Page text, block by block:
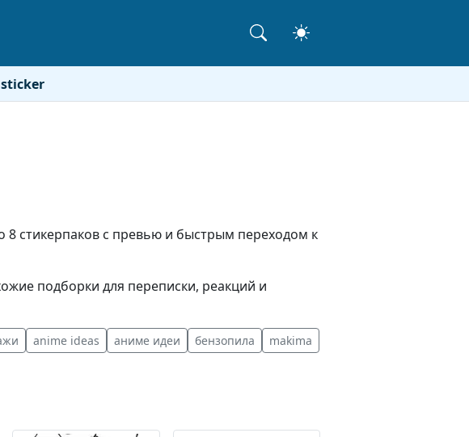
8 стикерпаков с превью и быстрым переходом к
подборки для переписки, реакций и
anime ideas аниме идеи бензопила
makima